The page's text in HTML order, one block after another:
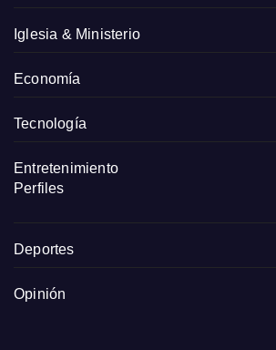
Iglesia & Ministerio
Economía
Tecnología
Entretenimiento
Perfiles
Deportes
Opinión